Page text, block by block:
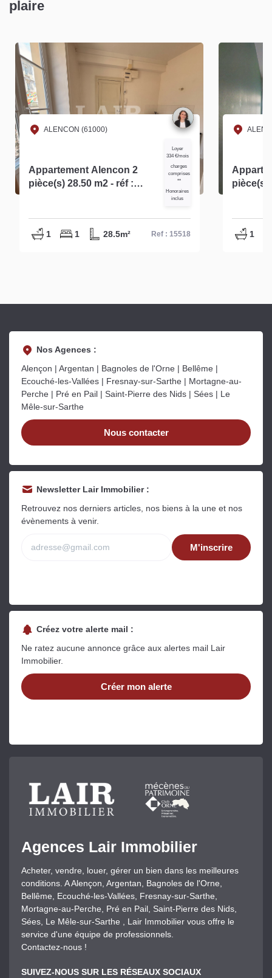
plaire
ALENCON (61000)
Appartement Alencon 2
pièce(s) réf : 14763
Loyer
590 €/mois
charges
comprises
**
Honoraires
inclus
1 1 60m² Ref : 14763
SAINT
Le
1
Nos Agences :
Alençon | Argentan | Bagnoles de l'Orne | Bellême |
Ecouché-les-Vallées | Fresnay-sur-Sarthe | Mortagne-au-
Perche | Pré en Pail | Saint-Pierre des Nids | Sées | Le
Mêle-sur-Sarthe
Nous contacter
Newsletter Lair Immobilier :
Retrouvez nos derniers articles, nos biens à la une et nos
évènements à venir.
M'inscrire
Créez votre alerte mail :
Ne ratez aucune annonce grâce aux alertes mail Lair
Immobilier.
Créer mon alerte
Agences Lair Immobilier
Acheter, vendre, louer, gérer un bien dans les meilleures
conditions. A Alençon, Argentan, Bagnoles de l'Orne,
Bellême, Ecouché-les-Vallées, Fresnay-sur-Sarthe,
Mortagne-au-Perche, Pré en Pail, Saint-Pierre des Nids,
Sées, Le Mêle-sur-Sarthe , Lair Immobilier vous offre le
service d'une équipe de professionnels.
Contactez-nous !
SUIVEZ-NOUS SUR LES RÉSEAUX SOCIAUX